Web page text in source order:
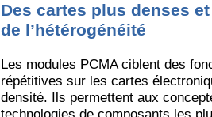
Des cartes plus denses
de l’hétérogénéité
Les modules PCMA ciblent des
répétitives sur les cartes
densité. Ils permettent aux
technologies de composants les